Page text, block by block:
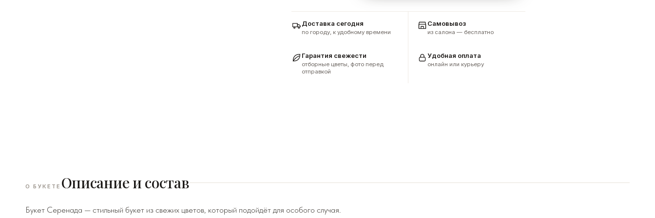
Доставка сегодня
по городу, к удобному времени
Самовывоз
из салона — бесплатно
Гарантия свежести
отборные цветы, фото перед
отправкой
Удобная оплата
онлайн или курьеру
О БУКЕТЕ Описание и состав
Букет Серенада — стильный букет из свежих цветов, который подойдёт для особого случая.